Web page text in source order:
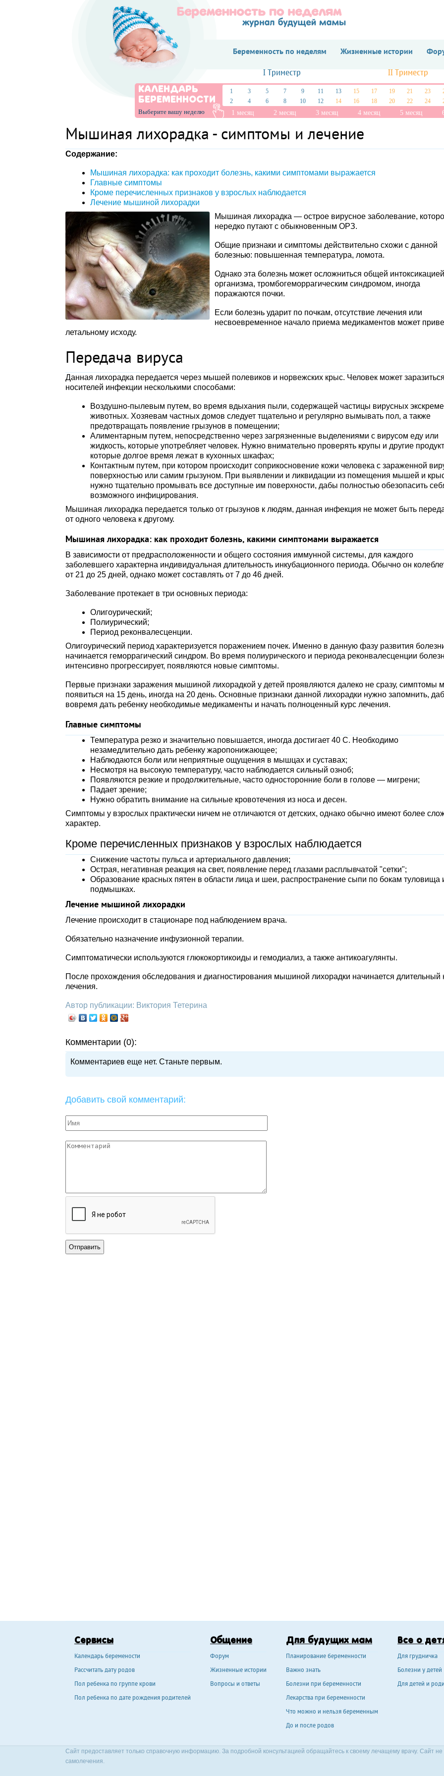
Беременность по неделям Жизненные истории
I Триместр II Триместр
КАЛЕНДАРЬ
БЕРЕМЕННОСТИ
Выберите вашу неделю
1 3 5 7 9 11 13 15 17 19 21 23
2
4 6 8 10 12 14 16 18 20 22 24
1 месяц 2 месяц 3 месяц 4 месяц 5 месяц
Мышиная лихорадка - симптомы и лечение
Содержание:
Мышиная лихорадка: как проходит болезнь, какими симптомами выражается
Главные симптомы
Кроме перечисленных признаков у взрослых наблюдается
Лечение мышиной лихорадки
Мышиная лихорадка — острое вирусное заболевание,
нередко путают с обыкновенным ОРЗ.
Общие признаки и симптомы действительно схожи с данной
болезнью: повышенная температура, ломота.
Однако эта болезнь может осложниться общей интоксикацией
организма, тромбогеморрагическим синдромом, иногда
поражаются почки.
Если болезнь ударит по почкам, отсутствие лечения или
несвоевременное начало приема медикаментов может
летальному исходу.
Передача вируса
Данная лихорадка передается через мышей полевиков и норвежских крыс. Человек может
носителей инфекции несколькими способами:
Воздушно-пылевым путем, во время вдыхания пыли, содержащей частицы вирусных
животных. Хозяевам частных домов следует тщательно и регулярно вымывать пол, а также
предотвращать появление грызунов в помещении;
Алиментарным путем, непосредственно через загрязненные выделениями с вирусом еду или
жидкость, которые употребляет человек. Нужно внимательно проверять крупы и другие
которые долгое время лежат в кухонных шкафах;
Контактным путем, при котором происходит соприкосновение кожи человека с зараженной
поверхностью или самим грызуном. При выявлении и ликвидации из помещения мышей и
нужно тщательно промывать все доступные им поверхности, дабы полностью обезопасить
возможного инфицирования.
Мышиная лихорадка передается только от грызунов к людям, данная инфекция не может быть
от одного человека к другому.
Мышиная лихорадка: как проходит болезнь, какими симптомами выражается
В зависимости от предрасположенности и общего состояния иммунной системы, для каждого
заболевшего характерна индивидуальная длительность инкубационного периода. Обычно он
от 21 до 25 дней, однако может составлять от 7 до 46 дней.
Заболевание протекает в три основных периода:
Олигоурический;
Полиурический;
Период реконвалесценции.
Олигоурический период характеризуется поражением почек. Именно в данную фазу развития
начинается геморрагический синдром. Во время полиурического и периода реконвалесценции
интенсивно прогрессирует, появляются новые симптомы.
Первые признаки заражения мышиной лихорадкой у детей проявляются далеко не сразу, симптомы
появиться на 15 день, иногда на 20 день. Основные признаки данной лихорадки нужно запомнить,
вовремя дать ребенку необходимые медикаменты и начать полноценный курс лечения.
Главные симптомы
Температура резко и значительно повышается, иногда достигает 40 C. Необходимо
незамедлительно дать ребенку жаропонижающее;
Наблюдаются боли или неприятные ощущения в мышцах и суставах;
Несмотря на высокую температуру, часто наблюдается сильный озноб;
Появляются резкие и продолжительные, часто односторонние боли в голове — мигрени;
Падает зрение;
Нужно обратить внимание на сильные кровотечения из носа и десен.
Симптомы у взрослых практически ничем не отличаются от детских, однако обычно имеют более
характер.
Кроме перечисленных признаков у взрослых наблюдается
Снижение частоты пульса и артериального давления;
Острая, негативная реакция на свет, появление перед глазами расплывчатой "сетки";
Образование красных пятен в области лица и шеи, распространение сыпи по бокам туловища
подмышках.
Лечение мышиной лихорадки
Лечение происходит в стационаре под наблюдением врача.
Обязательно назначение инфузионной терапии.
Симптоматически используются глюкокортикоиды и гемодиализ, а также антикоагулянты.
После прохождения обследования и диагностирования мышиной лихорадки начинается длительный
лечения.
Автор публикации: Виктория Тетерина
Комментарии (0):
Комментариев еще нет. Станьте первым.
Добавить свой комментарий:
Сервисы
Календарь беремености
Рассчитать дату родов
Пол ребенка по группе крови
Пол ребенка по дате рождения родителей
Общение
Форум
Жизненные истории
Вопросы и ответы
Для будущих мам
Планирование беременности
Важно знать
Болезни при беременности
Лекарства при беременности
Что можно и нельзя беременным
До и после родов
Все о
Для грудничка
Болезни у детей
Для детей и
Сайт предоставляет только справочную информацию. За подробной консультацией обращайтесь к своему лечащему врачу. Сайт
самолечения.